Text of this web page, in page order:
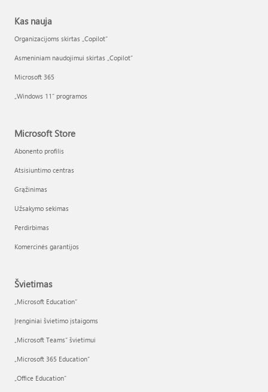
Kas nauja
Organizacijoms skirtas „Copilot“
Asmeniniam naudojimui skirtas „Copilot“
Microsoft 365
„Windows 11“ programos
Microsoft Store
Abonento profilis
Atsisiuntimo centras
Grąžinimas
Užsakymo sekimas
Perdirbimas
Komercinės garantijos
Švietimas
„Microsoft Education“
Įrenginiai švietimo įstaigoms
„Microsoft Teams“ švietimui
„Microsoft 365 Education“
„Office Education“